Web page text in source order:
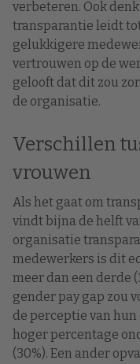
verbeteren. Ook
transparantie leidt
gelukkigere
vertrouwen op de
gelooft dat dit zou
de organisatie.
Verschillen
vrouwen
Als het gaat om
vindt bijna de helft
organisatie
medewerkers is dit
meer dan een derde
gender pay gap zou
de perceptie van
hoger percentage
(30%). Een ander